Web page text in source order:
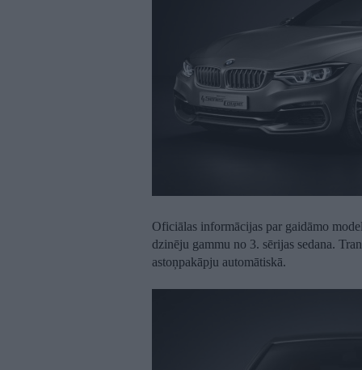
Oficiālas informācijas par gaidāmo
dzinēju gammu no 3. sērijas sedana.
astoņpakāpju automātiskā.